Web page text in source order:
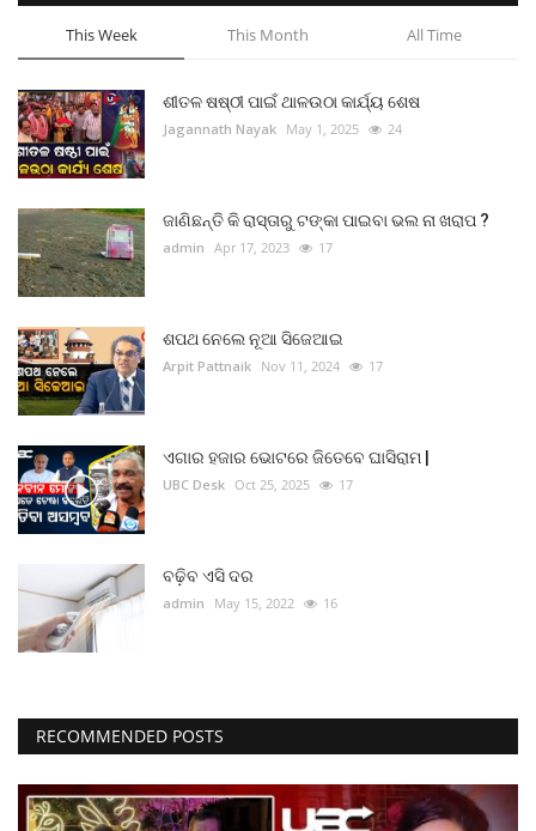
This Week This Month All Time
ଶୀତଳ ଷଷ୍ଠୀ ପାଇଁ ଥାଳଉଠା କାର୍ଯ୍ୟ ଶେଷ
Jagannath Nayak May 1, 2025 24
ଜାଣିଛନ୍ତି କି ରାସ୍ତାରୁ ଟଙ୍କା ପାଇବା ଭଲ ନା ଖରାପ ?
admin Apr 17, 2023 17
ଶପଥ ନେଲେ ନୂଆ ସିଜେଆଇ
Arpit Pattnaik Nov 11, 2024 17
ଏଗାର ହଜାର ଭୋଟରେ ଜିତେବେ ଘାସିରାମ |
UBC Desk Oct 25, 2025 17
ବଢ଼ିବ ଏସି ଦର
admin May 15, 2022 16
RECOMMENDED POSTS